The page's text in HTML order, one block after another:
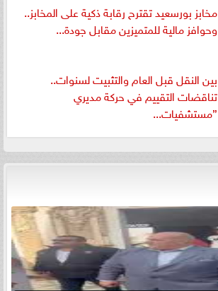
مخابز بورسعيد تقترح رقابة ذكية على المخابز..
وحوافز مالية للمتميزين مقابل جودة...
بين النقل قبل العام والتثبيت لسنوات..
تناقضات التقييم في حركة مديري
”مستشفيات...